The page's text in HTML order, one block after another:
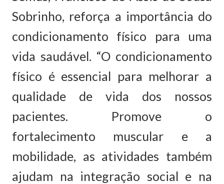
Sobrinho, reforça a importância do
condicionamento físico para uma
vida saudável. “O condicionamento
físico é essencial para melhorar a
qualidade de vida dos nossos
pacientes. Promove o
fortalecimento muscular e a
mobilidade, as atividades também
ajudam na integração social e na